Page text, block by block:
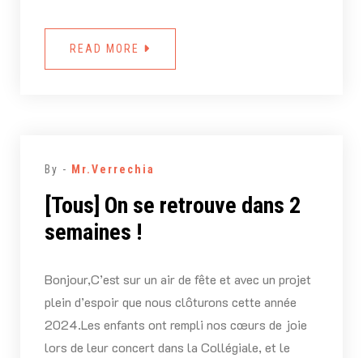
READ MORE
By - Mr.Verrechia
[Tous] On se retrouve dans 2
semaines !
Bonjour,C’est sur un air de fête et avec un projet
plein d’espoir que nous clôturons cette année
2024.Les enfants ont rempli nos cœurs de joie
lors de leur concert dans la Collégiale, et le